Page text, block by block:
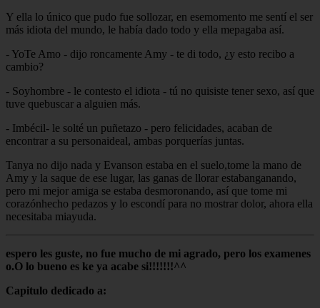
Y ella lo único que pudo fue sollozar, en esemomento me sentí el ser
más idiota del mundo, le había dado todo y ella mepagaba así.
- YoTe Amo - dijo roncamente Amy - te di todo, ¿y esto recibo a
cambio?
- Soyhombre - le contesto el idiota - tú no quisiste tener sexo, así que
tuve quebuscar a alguien más.
- Imbécil- le solté un puñetazo - pero felicidades, acaban de
encontrar a su personaideal, ambas porquerías juntas.
Tanya no dijo nada y Evanson estaba en el suelo,tome la mano de
Amy y la saque de ese lugar, las ganas de llorar estabanganando,
pero mi mejor amiga se estaba desmoronando, así que tome mi
corazónhecho pedazos y lo escondí para no mostrar dolor, ahora ella
necesitaba miayuda.
espero les guste, no fue mucho de mi agrado, pero los examenes
o.O lo bueno es ke ya acabe si!!!!!!!^^
Capitulo dedicado a: